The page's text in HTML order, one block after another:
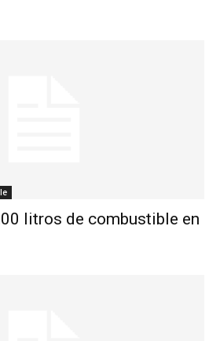
litros de combustible en